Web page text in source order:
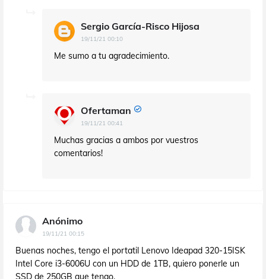
Sergio García-Risco Hijosa
19/11/21 00:10
Me sumo a tu agradecimiento.
Ofertaman
19/11/21 00:41
Muchas gracias a ambos por vuestros
comentarios!
Anónimo
19/11/21 00:15
Buenas noches, tengo el portatil Lenovo Ideapad 320-15ISK
Intel Core i3-6006U con un HDD de 1TB, quiero ponerle un
SSD de 250GB que tengo.